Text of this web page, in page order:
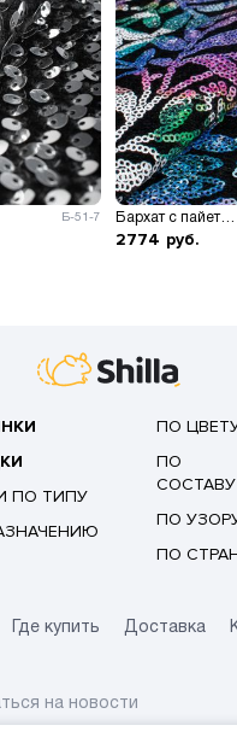
Б-51-7 Бархат с пайетками 0,3 см
2774 руб.
ПО ТИПУ
ПО
ПО
СОСТАВУ
ПО
ПО
Где купить Доставка
на новости